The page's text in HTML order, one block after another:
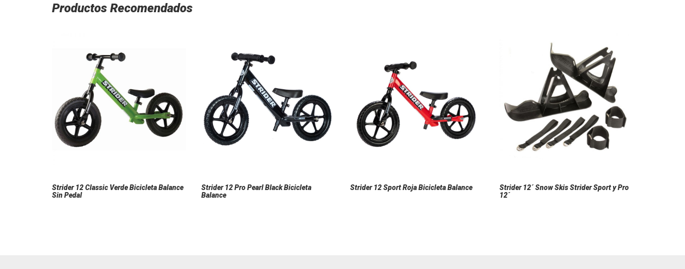
Productos Recomendados
Strider 12 Classic Verde Bicicleta Balance
Sin Pedal
Strider 12 Pro Pearl Black Bicicleta
Balance
Strider 12 Sport Roja Bicicleta Balance
Strider 12´ Snow Skis Strider Sport y Pro
12´